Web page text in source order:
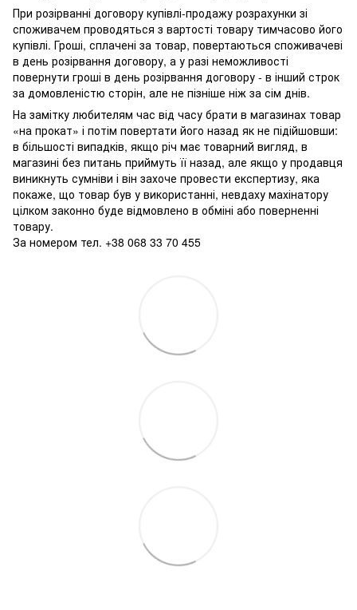
При розірванні договору купівлі-продажу розрахунки зі
споживачем проводяться з вартості товару тимчасово його
купівлі. Гроші, сплачені за товар, повертаються споживачеві
в день розірвання договору, а у разі неможливості
повернути гроші в день розірвання договору - в інший строк
за домовленістю сторін, але не пізніше ніж за сім днів.
На замітку любителям час від часу брати в магазинах товар
«на прокат» і потім повертати його назад як не підійшовши:
в більшості випадків, якщо річ має товарний вигляд, в
магазині без питань приймуть її назад, але якщо у продавця
виникнуть сумніви і він захоче провести експертизу, яка
покаже, що товар був у використанні, невдаху махінатору
цілком законно буде відмовлено в обміні або поверненні
товару.
За номером тел. +38 068 33 70 455